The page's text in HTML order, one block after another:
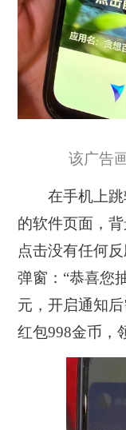
该广告
在手机上跳
的软件页面，
点击没有任何
弹窗：“恭喜您
元，开启通知
红包998金币